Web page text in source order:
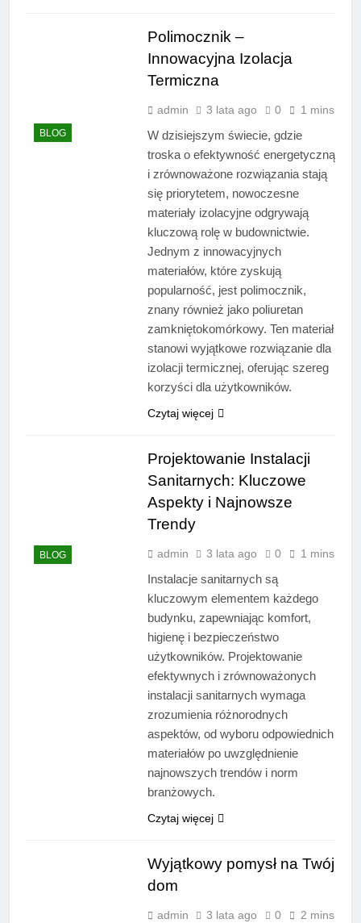
BLOG
Polimocznik –
Innowacyjna Izolacja
Termiczna
admin 3 lata ago 0 1 mins
W dzisiejszym świecie, gdzie
troska o efektywność energetyczną
i zrównoważone rozwiązania stają
się priorytetem, nowoczesne
materiały izolacyjne odgrywają
kluczową rolę w budownictwie.
Jednym z innowacyjnych
materiałów, które zyskują
popularność, jest polimocznik,
znany również jako poliuretan
zamkniętokomórkowy. Ten materiał
stanowi wyjątkowe rozwiązanie dla
izolacji termicznej, oferując szereg
korzyści dla użytkowników.
Czytaj więcej
BLOG
Projektowanie Instalacji
Sanitarnych: Kluczowe
Aspekty i Najnowsze
Trendy
admin 3 lata ago 0 1 mins
Instalacje sanitarnych są
kluczowym elementem każdego
budynku, zapewniając komfort,
higienę i bezpieczeństwo
użytkowników. Projektowanie
efektywnych i zrównoważonych
instalacji sanitarnych wymaga
zrozumienia różnorodnych
aspektów, od wyboru odpowiednich
materiałów po uwzględnienie
najnowszych trendów i norm
branżowych.
Czytaj więcej
Wyjątkowy pomysł na Twój
dom
admin 3 lata ago 0 2 mins